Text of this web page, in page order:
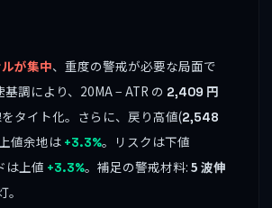
が集中、重度の警戒が必要な局面で
調により、20MA − ATR の 2,409 円
タイト化。さらに、戻り高値(2,548
値余地は +3.3%。リスクは下値
は上値 +3.3%。補足の警戒材料: 5 波伸
。